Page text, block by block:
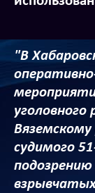
"В
Вяземскому
судимого
подозрению